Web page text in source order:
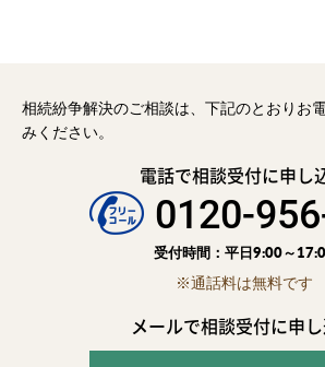
相続紛争解決のご相談は、下記のとおりお
みください。
電話で相談受付に申し
0120-
受付時間：平日9:00～
※通話料は無料です
メールで相談受付に申